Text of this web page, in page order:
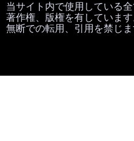
当サイト内で使用している
著作権、版権を有しています
無断での転用、引用を禁じま